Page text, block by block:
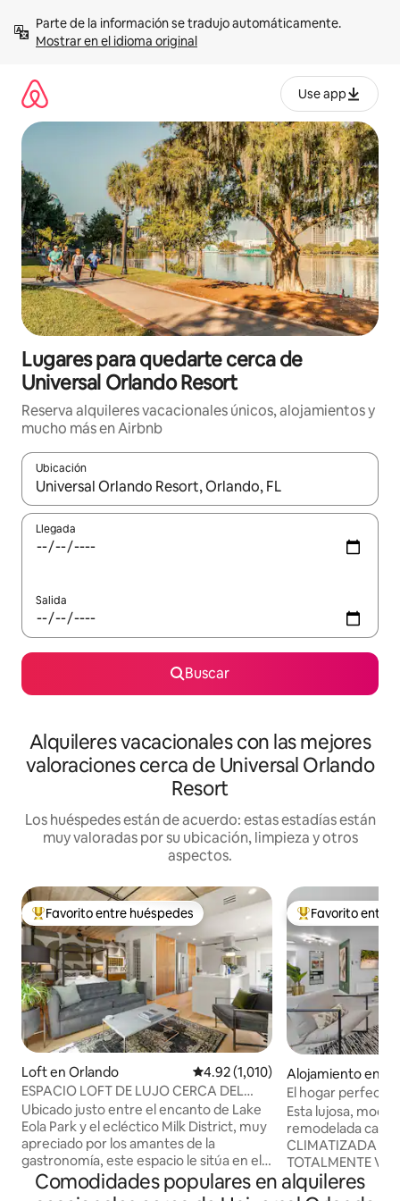
contenidoMostrar en el idioma original
Use app
Lugares para quedarte cerca de
Universal Orlando Resort
Reserva alquileres vacacionales únicos, alojamientos y
mucho más en Airbnb
Ubicación
Cuando los resultados estén disponibles, navega con las
Llegada
Salida
Buscar
Alquileres vacacionales con las mejores
valoraciones cerca de Universal Orlando
Resort
Los huéspedes están de acuerdo: estas estadías están
muy valoradas por su ubicación, limpieza y otros
aspectos.
Favorito entre huéspedes preferido
Favorito entre huéspedes
Loft en Orlando Calificación promedio: 4.92 de 5,
4.92 (1,010)
ESPACIO LOFT DE LUJO CERCA DEL
CENTRO DE LA CIUDAD.
Ubicado justo entre el encanto de Lake
Eola Park y el ecléctico Milk District, muy
apreciado por los amantes de la
gastronomía, este espacio le sitúa en el
corazón de los barrios más vibrantes de
Orlando. Con una renovación completa
Favorito entre
Favorito entre
Alojamiento en
El hogar
junto a Universal
Esta lujosa,
remodelada casa
CLIMATIZADA y
TOTALMENTE
en uno de los
Orlando. Con una ubicación céntrica de
Comodidades populares en alquileres